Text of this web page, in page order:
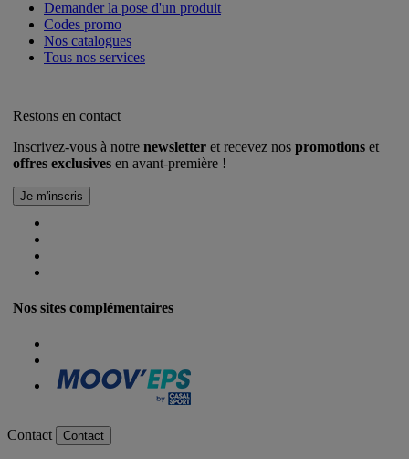
Demander la pose d'un produit
Codes promo
Nos catalogues
Tous nos services
Restons en contact
Inscrivez-vous à notre newsletter et recevez nos promotions et
offres exclusives en avant-première !
Nos sites complémentaires
Contact Contact